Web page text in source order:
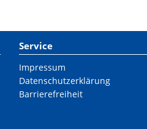
Service
Impressum
Datenschutzerklärung
Barrierefreiheit